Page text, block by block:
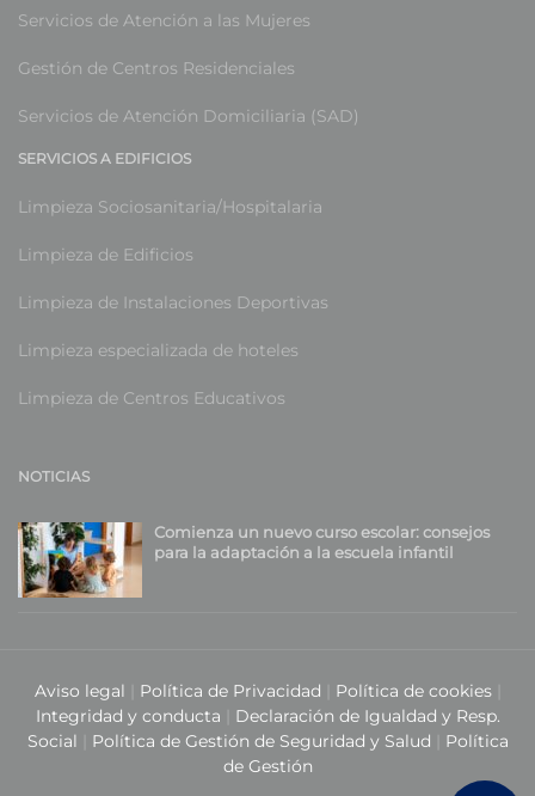
Servicios de Atención a las Mujeres
Gestión de Centros Residenciales
Servicios de Atención Domiciliaria (SAD)
SERVICIOS A EDIFICIOS
Limpieza Sociosanitaria/Hospitalaria
Limpieza de Edificios
Limpieza de Instalaciones Deportivas
Limpieza especializada de hoteles
Limpieza de Centros Educativos
NOTICIAS
Comienza un nuevo curso escolar: consejos
para la adaptación a la escuela infantil
Aviso legal Política de Privacidad Política de cookies
Integridad y conducta
Declaración de Igualdad y Resp.
Social
Política de Gestión de Seguridad y Salud
Política
de Gestión